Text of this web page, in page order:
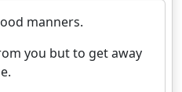
manners.
you but to get away